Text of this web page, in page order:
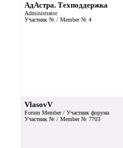
АдАстра. Техподдержка
Administrator
Участник № / Member № 4
VlasovV
Forum Member / Участник форума
Участник № / Member № 7703